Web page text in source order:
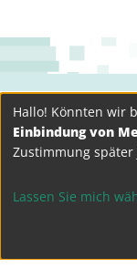
Hallo! Könnten wir
Einbindung von
Zustimmung
Lassen Sie mich